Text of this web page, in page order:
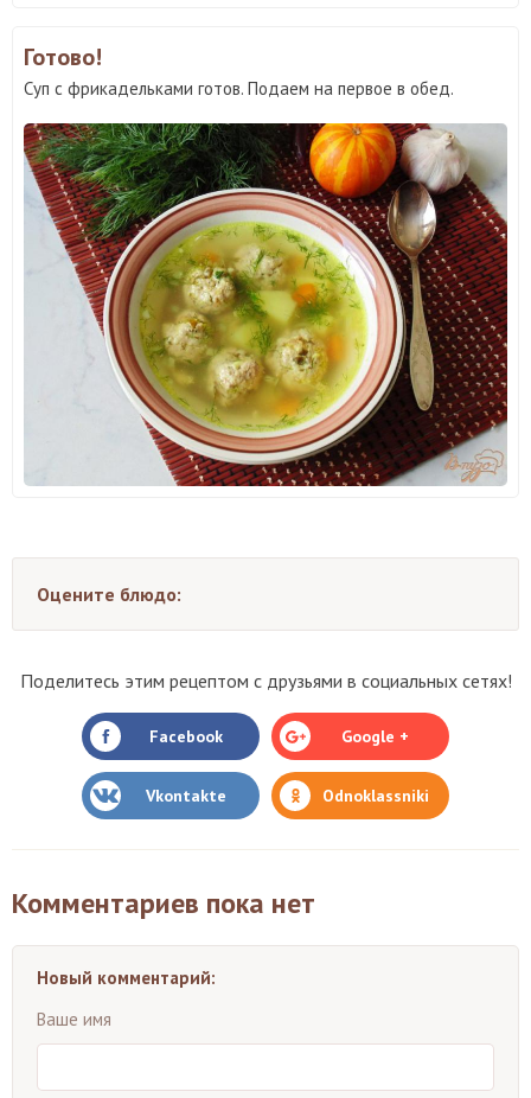
Готово!
Суп с фрикадельками готов. Подаем на первое в обед.
Оцените блюдо:
Поделитесь этим рецептом с друзьями в социальных сетях!
Facebook Google +
Vkontakte Odnoklassniki
Комментариев пока нет
Новый комментарий:
Ваше имя